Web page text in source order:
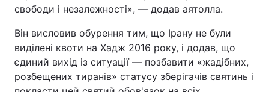
свободи і незалежності», — додав аятолла.
Він висловив обурення тим, що Ірану не були
виділені квоти на Хадж 2016 року, і додав, що
єдиний вихід із ситуації — позбавити «жадібних,
розбещених тиранів» статусу зберігачів святинь і